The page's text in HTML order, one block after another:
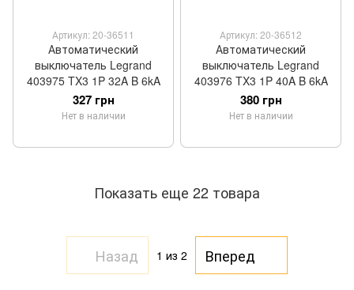
Артикул: 20-36511
Автоматический
выключатель Legrand
403975 TX3 1P 32A B 6kA
327 грн
Нет в наличии
Артикул: 20-36512
Автоматический
выключатель Legrand
403976 TX3 1P 40A B 6kA
380 грн
Нет в наличии
Показать еще 22 товара
Назад 1 из 2 Вперед